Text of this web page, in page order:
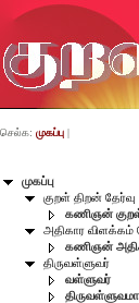
முகப்பு
குறள் திறன் தேர்வு
கணிஞன் குறள்
அதிகார விளக்கம்
கணிஞன்
திருவள்ளுவர்
வள்ளுவர்
செல்க: முகப்பு |